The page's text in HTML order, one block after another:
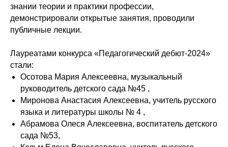
знании теории и практики профессии,
демонстрировали открытые занятия, проводили
публичные лекции.
Лауреатами конкурса «Педагогический дебют-2024»
стали:
Осотова Мария Алексеевна, музыкальный
руководитель детского сада №45 ,
Миронова Анастасия Алексеевна, учитель русского
языка и литературы школы № 4 ,
Абрамова Олеся Алексеевна, воспитатель детского
сада №53,